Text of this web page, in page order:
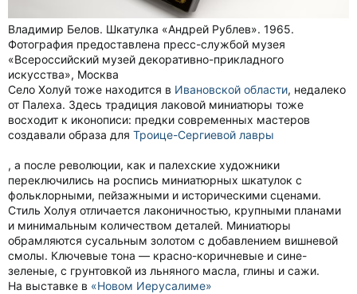
Владимир Белов. Шкатулка «Андрей Рублев». 1965.
Фотография предоставлена пресс-службой музея
«Всероссийский музей декоративно-прикладного
искусства», Москва
Село Холуй тоже находится в Ивановской области, недалеко
от Палеха. Здесь традиция лаковой миниатюры тоже
восходит к иконописи: предки современных мастеров
создавали образа для Троице-Сергиевой лавры
, а после революции, как и палехские художники
переключились на роспись миниатюрных шкатулок с
фольклорными, пейзажными и историческими сценами.
Стиль Холуя отличается лаконичностью, крупными планами
и минимальным количеством деталей. Миниатюры
обрамляются сусальным золотом с добавлением вишневой
смолы. Ключевые тона — красно-коричневые и сине-
зеленые, с грунтовкой из льняного масла, глины и сажи.
На выставке в «Новом Иерусалиме»